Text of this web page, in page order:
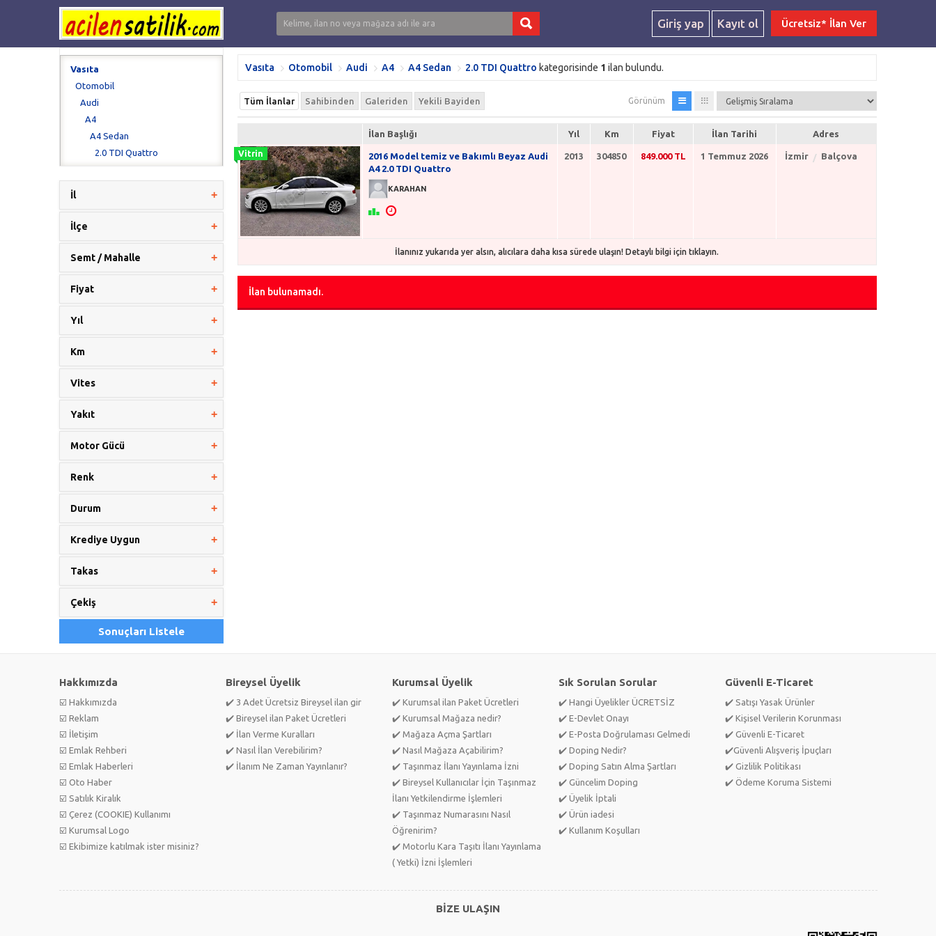
Giriş yap Kayıt ol Ücretsiz* İlan Ver
Vasıta
Otomobil
Audi
A4
A4 Sedan
2.0 TDI Quattro
İl
İlçe
Semt / Mahalle
Fiyat
Yıl
Km
Vites
Yakıt
Motor Gücü
Renk
Durum
Krediye Uygun
Takas
Çekiş
Sonuçları Listele
Vasıta Otomobil Audi A4 A4 Sedan 2.0 TDI Quattro kategorisinde 1 ilan bulundu.
Tüm İlanlar Sahibinden Galeriden Yekili Bayiden Görünüm
İlan Başlığı Yıl Km Fiyat İlan Tarihi Adres
2016 Model temiz ve Bakımlı Beyaz Audi
A4 2.0 TDI Quattro
KARAHAN
2013 304850 849.000 TL 1 Temmuz 2026 İzmir Balçova
İlanınız yukarıda yer alsın, alıcılara daha kısa sürede ulaşın! Detaylı bilgi için tıklayın.
İlan bulunamadı.
Hakkımızda
☑️ Hakkımızda
☑️ Reklam
☑️ İletişim
☑️ Emlak Rehberi
☑️ Emlak Haberleri
☑️ Oto Haber
☑️ Satılık Kiralık
☑️ Çerez (COOKIE) Kullanımı
☑️ Kurumsal Logo
☑️ Ekibimize katılmak ister misiniz?
Bireysel Üyelik
✔️ 3 Adet Ücretsiz Bireysel ilan gir
✔️ Bireysel ilan Paket Ücretleri
✔️ İlan Verme Kuralları
✔️ Nasıl İlan Verebilirim?
✔️ İlanım Ne Zaman Yayınlanır?
Kurumsal Üyelik
✔️ Kurumsal ilan Paket Ücretleri
✔️ Kurumsal Mağaza nedir?
✔️ Mağaza Açma Şartları
✔️ Nasıl Mağaza Açabilirim?
✔️ Taşınmaz İlanı Yayınlama İzni
✔️ Bireysel Kullanıcılar İçin Taşınmaz
İlanı Yetkilendirme İşlemleri
✔️ Taşınmaz Numarasını Nasıl
Öğrenirim?
✔️ Motorlu Kara Taşıtı İlanı Yayınlama
( Yetki) İzni İşlemleri
Sık Sorulan Sorular
✔️ Hangi Üyelikler ÜCRETSİZ
✔️ E-Devlet Onayı
✔️ E-Posta Doğrulaması Gelmedi
✔️ Doping Nedir?
✔️ Doping Satın Alma Şartları
✔️ Güncelim Doping
✔️ Üyelik İptali
✔️ Ürün iadesi
✔️ Kullanım Koşulları
Güvenli E-Ticaret
✔️ Satışı Yasak Ürünler
✔️ Kişisel Verilerin Korunması
✔️ Güvenli E-Ticaret
✔️Güvenli Alışveriş İpuçları
✔️ Gizlilik Politikası
✔️ Ödeme Koruma Sistemi
BİZE ULAŞIN